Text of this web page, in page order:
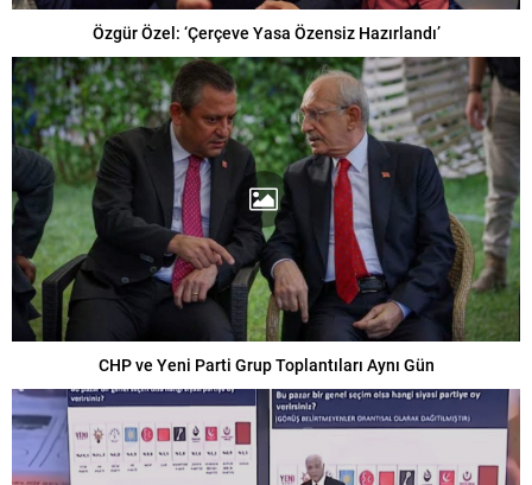
Özgür Özel: ‘Çerçeve Yasa Özensiz Hazırlandı’
CHP ve Yeni Parti Grup Toplantıları Aynı Gün